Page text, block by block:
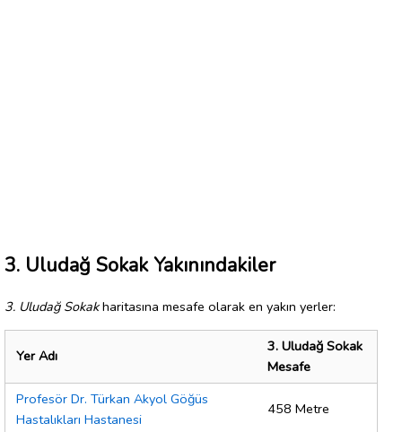
3. Uludağ Sokak Yakınındakiler
3. Uludağ Sokakharitasına mesafe olarak en yakın yerler:
Yer Adı
3. Uludağ Sokak
Mesafe
Profesör Dr. Türkan Akyol Göğüs
Hastalıkları Hastanesi
458 Metre